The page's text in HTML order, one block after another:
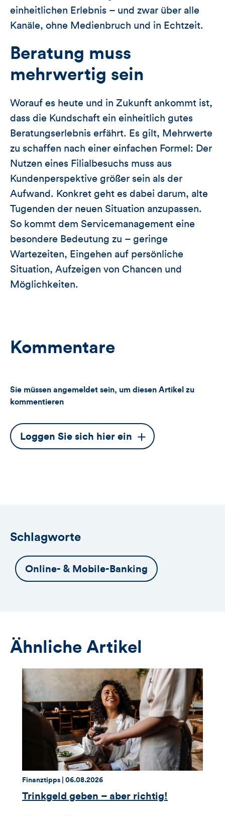
einheitlichen Erlebnis – und zwar über alle
Kanäle, ohne Medienbruch und in Echtzeit.
Beratung muss
mehrwertig sein
Worauf es heute und in Zukunft ankommt ist,
dass die Kundschaft ein einheitlich gutes
Beratungserlebnis erfährt. Es gilt, Mehrwerte
zu schaffen nach einer einfachen Formel: Der
Nutzen eines Filialbesuchs muss aus
Kundenperspektive größer sein als der
Aufwand. Konkret geht es dabei darum, alte
Tugenden der neuen Situation anzupassen.
So kommt dem Servicemanagement eine
besondere Bedeutung zu – geringe
Wartezeiten, Eingehen auf persönliche
Situation, Aufzeigen von Chancen und
Möglichkeiten.
Kommentare
Sie müssen angemeldet sein, um diesen Artikel zu
kommentieren
Dieser
Button
Loggen Sie sich hier ein
Schlagworte
Online- & Mobile-Banking
Ähnliche Artikel
Thema:
Finanztipps | Datum:
06.08.2026
Trinkgeld geben – aber richtig!